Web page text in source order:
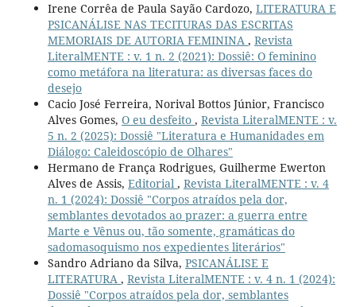
Irene Corrêa de Paula Sayão Cardozo, LITERATURA E
PSICANÁLISE NAS TECITURAS DAS ESCRITAS
MEMORIAIS DE AUTORIA FEMININA , Revista
LiteralMENTE : v. 1 n. 2 (2021): Dossiê: O feminino
como metáfora na literatura: as diversas faces do
desejo
Cacio José Ferreira, Norival Bottos Júnior, Francisco
Alves Gomes, O eu desfeito , Revista LiteralMENTE : v.
5 n. 2 (2025): Dossiê "Literatura e Humanidades em
Diálogo: Caleidoscópio de Olhares"
Hermano de França Rodrigues, Guilherme Ewerton
Alves de Assis, Editorial , Revista LiteralMENTE : v. 4
n. 1 (2024): Dossiê "Corpos atraídos pela dor,
semblantes devotados ao prazer: a guerra entre
Marte e Vênus ou, tão somente, gramáticas do
sadomasoquismo nos expedientes literários"
Sandro Adriano da Silva, PSICANÁLISE E
LITERATURA , Revista LiteralMENTE : v. 4 n. 1 (2024):
Dossiê "Corpos atraídos pela dor, semblantes